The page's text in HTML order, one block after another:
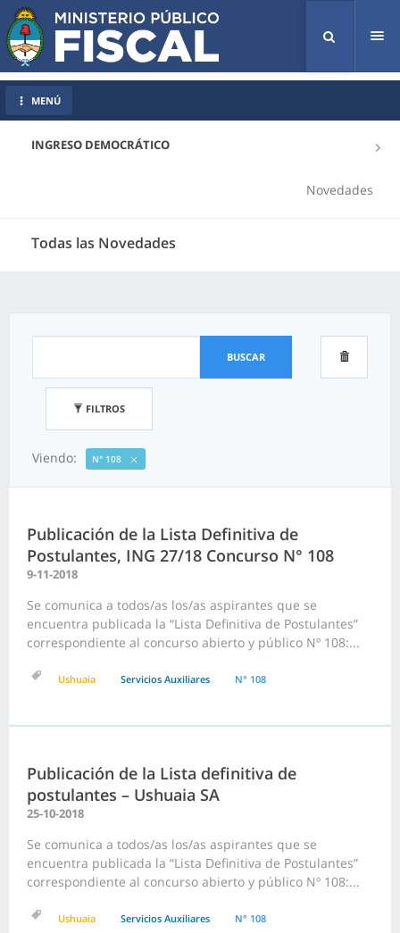
INGRESO DEMOCRÁTICO
Novedades
Todas las Novedades
MENÚ
BUSCAR
FILTROS
Viendo: N° 108
Publicación de la Lista Definitiva de
Postulantes, ING 27/18 Concurso N° 108
9-11-2018
Se comunica a todos/as los/as aspirantes que se
encuentra publicada la “Lista Definitiva de Postulantes”
correspondiente al concurso abierto y público Nº 108:...
Ushuaia Servicios Auxiliares N° 108
Publicación de la Lista definitiva de
postulantes – Ushuaia SA
25-10-2018
Se comunica a todos/as los/as aspirantes que se
encuentra publicada la “Lista Definitiva de Postulantes”
correspondiente al concurso abierto y público Nº 108:...
Ushuaia Servicios Auxiliares N° 108